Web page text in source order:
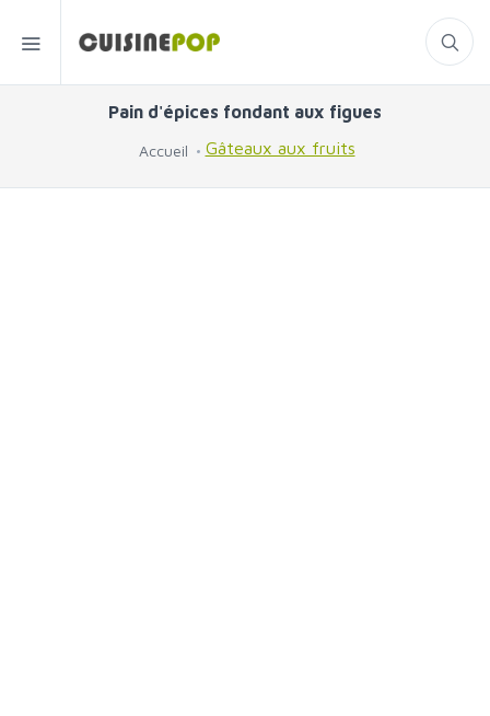
Pain d'épices fondant aux figues
Accueil Gâteaux aux fruits